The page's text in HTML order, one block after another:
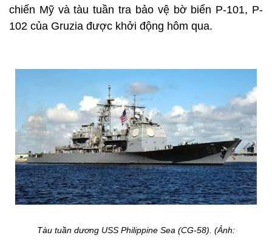
chiến Mỹ và tàu tuần tra bảo vệ bờ biển P-101, P-
102 của Gruzia được khởi động hôm qua.
Tàu tuần dương USS Philippine Sea (CG-58). (Ảnh: